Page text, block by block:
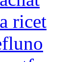
ricet